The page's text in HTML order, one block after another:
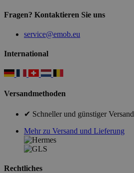
Fragen? Kontaktieren Sie uns
service@emob.eu
International
Versandmethoden
✔ Schneller und günstiger Versand
Mehr zu Versand und Lieferung
Rechtliches